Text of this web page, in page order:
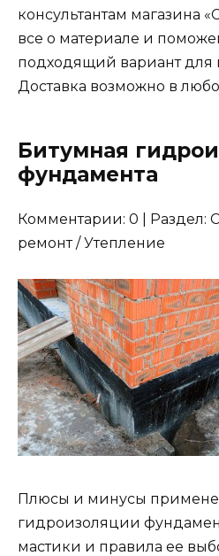
консультантам магазина
все о материале и
подходящий вариант для
Доставка возможно в
Битумная
фундамента
Комментарии: 0 | Раздел:
ремонт / Утепление
Плюсы и минусы
гидроизоляции
мастики и правила ее